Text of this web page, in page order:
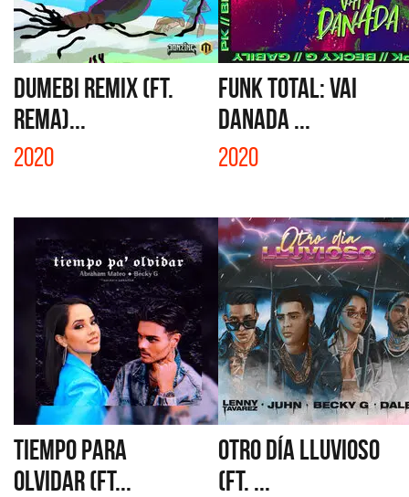
DUMEBI REMIX (FT.
REMA)...
2020
FUNK TOTAL: VAI
DANADA ...
2020
TIEMPO PARA
OLVIDAR (FT...
OTRO DÍA LLUVIOSO
(FT. ...